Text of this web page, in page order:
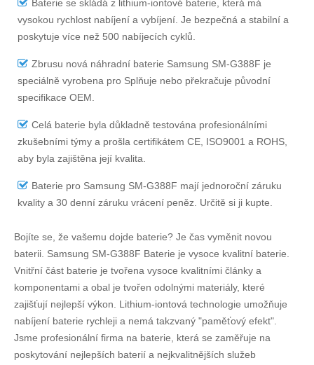
Baterie se skládá z lithium-iontové baterie, která má
vysokou rychlost nabíjení a vybíjení. Je bezpečná a stabilní a
poskytuje více než 500 nabíjecích cyklů.
Zbrusu nová náhradní baterie Samsung SM-G388F je
speciálně vyrobena pro Splňuje nebo překračuje původní
specifikace OEM.
Celá baterie byla důkladně testována profesionálními
zkušebními týmy a prošla certifikátem CE, ISO9001 a ROHS,
aby byla zajištěna její kvalita.
Baterie pro Samsung SM-G388F mají jednoroční záruku
kvality a 30 denní záruku vrácení peněz. Určitě si ji kupte.
Bojíte se, že vašemu dojde baterie? Je čas vyměnit novou
baterii. Samsung SM-G388F Baterie je vysoce kvalitní baterie.
Vnitřní část baterie je tvořena vysoce kvalitními články a
komponentami a obal je tvořen odolnými materiály, které
zajišťují nejlepší výkon. Lithium-iontová technologie umožňuje
nabíjení baterie rychleji a nemá takzvaný "paměťový efekt".
Jsme profesionální firma na baterie, která se zaměřuje na
poskytování nejlepších baterií a nejkvalitnějších služeb